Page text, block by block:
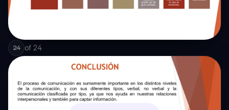
24 of 24